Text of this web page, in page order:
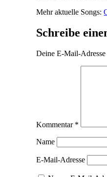
Mehr aktuelle Songs:
Schreibe
Deine E-Mail-
Kommentar *
Name
E-Mail-Adresse